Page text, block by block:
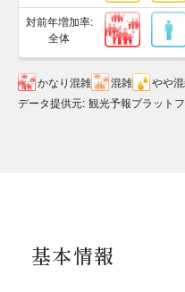
対前年増加率:
全体
かなり混雑 混雑 やや
データ提供元: 観光予報プラット
基本情報